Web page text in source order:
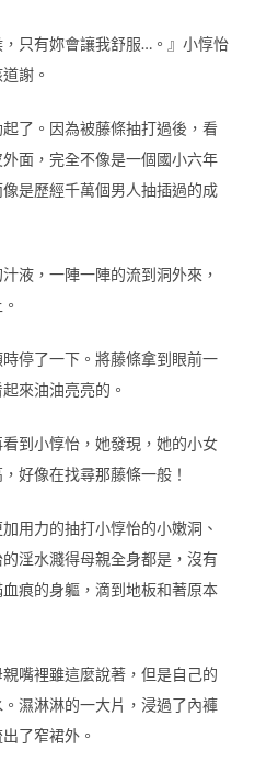
，只有妳會讓我舒服…。』小惇怡
謝。
了。因為被藤條抽打過後，看
面，完全不像是一個國小六年
是歷經千萬個男人抽插過的成
液，一陣一陣的流到洞外來，
停了一下。將藤條拿到眼前一
來油油亮亮的。
到小惇怡，她發現，她的小女
好像在找尋那藤條一般！
用力的抽打小惇怡的小嫩洞、
淫水濺得母親全身都是，沒有
痕的身軀，滴到地板和著原本
嘴裡雖這麼說著，但是自己的
濕淋淋的一大片，浸過了內褲
了窄裙外。